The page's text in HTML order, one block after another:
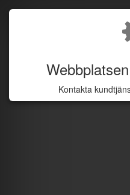
Kontakta